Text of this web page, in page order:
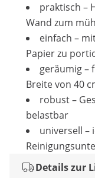
praktisch –
Wand zum
einfach –
Papier zu
geräumig –
Breite von 40
robust –
belastbar
universell –
Details zur